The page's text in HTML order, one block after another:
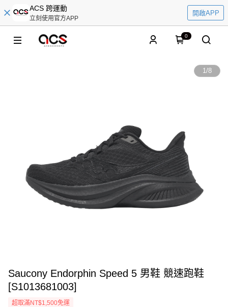
ACS 跨運動
立刻使用官方APP
開啟APP
0
1/8
Saucony Endorphin Speed 5 男鞋 競速跑鞋
[S1013681003]
超取滿NT$1,500免運